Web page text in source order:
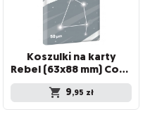
Koszulki na karty
Rebel (63x88 mm) Corvus Light, 100 sztuk
9,95 zł